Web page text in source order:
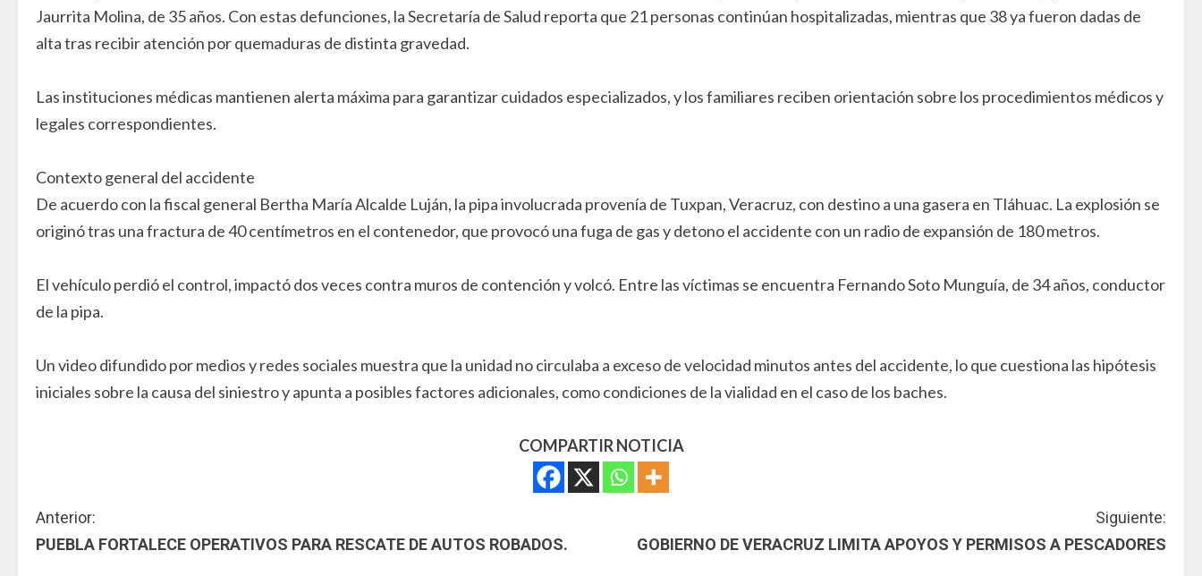
Jaurrita Molina, de 35 años. Con estas defunciones, la Secretaría de Salud reporta que 21 personas continúan hospitalizadas, mientras que 38 ya fueron dadas de
alta tras recibir atención por quemaduras de distinta gravedad.
Las instituciones médicas mantienen alerta máxima para garantizar cuidados especializados, y los familiares reciben orientación sobre los procedimientos médicos y
legales correspondientes.
Contexto general del accidente
De acuerdo con la fiscal general Bertha María Alcalde Luján, la pipa involucrada provenía de Tuxpan, Veracruz, con destino a una gasera en Tláhuac. La explosión se
originó tras una fractura de 40 centímetros en el contenedor, que provocó una fuga de gas y detono el accidente con un radio de expansión de 180 metros.
El vehículo perdió el control, impactó dos veces contra muros de contención y volcó. Entre las víctimas se encuentra Fernando Soto Munguía, de 34 años, conductor
de la pipa.
Un video difundido por medios y redes sociales muestra que la unidad no circulaba a exceso de velocidad minutos antes del accidente, lo que cuestiona las hipótesis
iniciales sobre la causa del siniestro y apunta a posibles factores adicionales, como condiciones de la vialidad en el caso de los baches.
COMPARTIR NOTICIA
S
i
Anterior:
PUEBLA FORTALECE OPERATIVOS PARA RESCATE DE AUTOS ROBADOS.
Siguiente:
GOBIERNO DE VERACRUZ LIMITA APOYOS Y PERMISOS A PESCADORES